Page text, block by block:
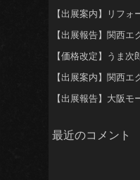
【出展案内】リフ
【出展報告】関西
【価格改定】うま次
【出展案内】関西
【出展報告】大阪
最近のコメント